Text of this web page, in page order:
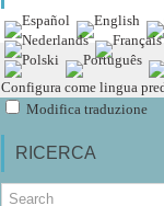
Configura come lingua
Modifica traduzione
RICERCA